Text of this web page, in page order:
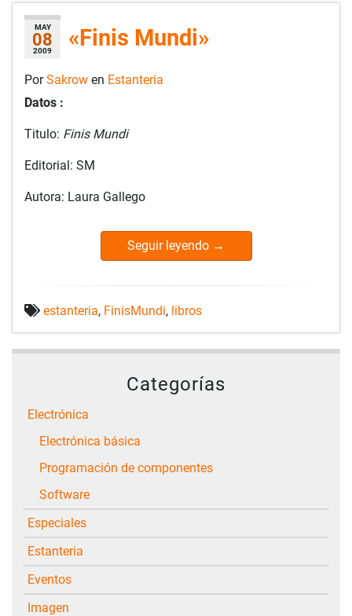
MAY
08
2009 «Finis Mundi»
PorSakrow en Estanteria
Datos :
Titulo: Finis Mundi
Editorial: SM
Autora: Laura Gallego
Seguir leyendo →
estanteria, FinisMundi, libros
Categorías
Electrónica
Electrónica básica
Programación de componentes
Software
Especiales
Estanteria
Eventos
Imagen